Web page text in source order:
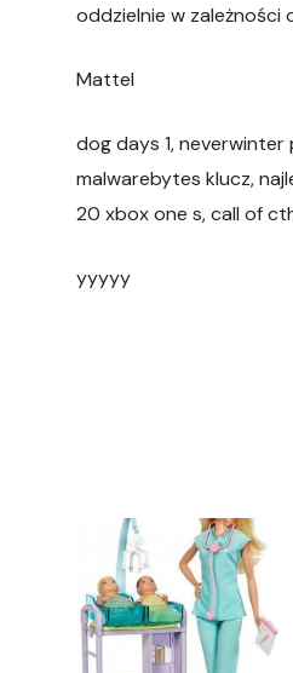
oddzielnie w zależności
Mattel
dog days 1,
malwarebytes klucz,
20 xbox one s, call of
yyyyy